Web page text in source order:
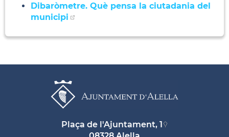
Dibaròmetre. Què pensa la ciutadania del
municipi
Plaça de l'Ajuntament, 1